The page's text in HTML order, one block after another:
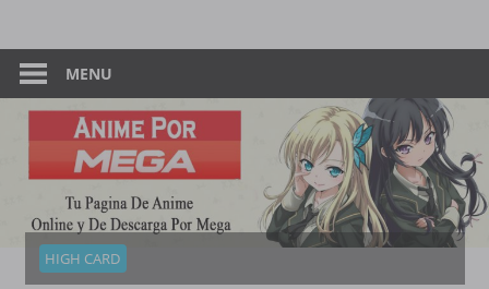
content
Anime
–
Por
Mega
Pagina
De
Descarga
Mega
MENU
HIGH CARD